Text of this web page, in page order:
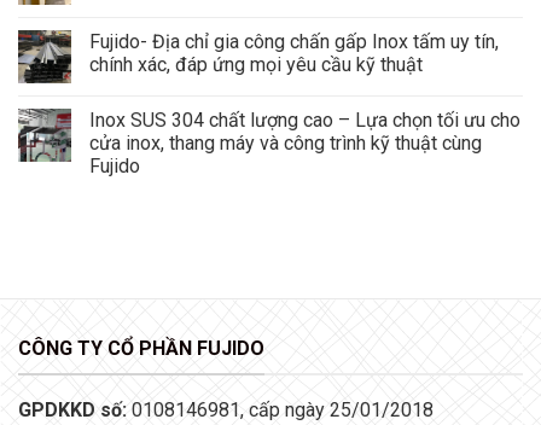
Fujido- Địa chỉ gia công chấn gấp Inox tấm uy tín,
chính xác, đáp ứng mọi yêu cầu kỹ thuật
Inox SUS 304 chất lượng cao – Lựa chọn tối ưu cho
cửa inox, thang máy và công trình kỹ thuật cùng
Fujido
CÔNG TY CỔ PHẦN FUJIDO
GPDKKD số: 0108146981, cấp ngày 25/01/2018